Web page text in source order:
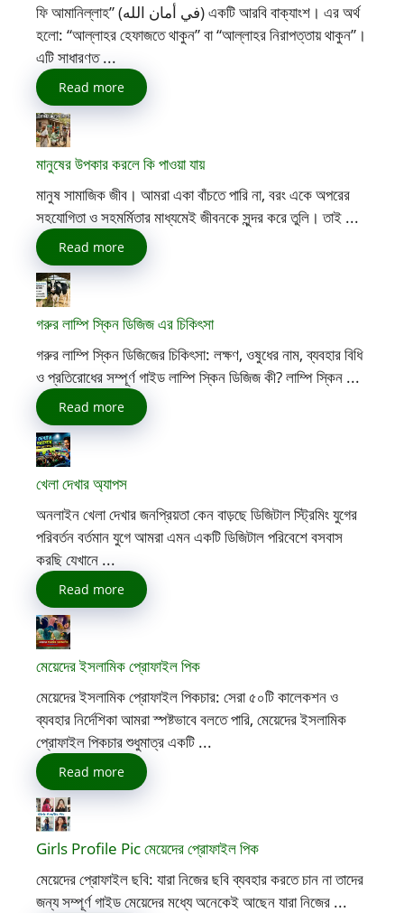
ফি আমানিল্লাহ” (في أمان الله) একটি আরবি বাক্যাংশ। এর অর্থ
হলো: “আল্লাহর হেফাজতে থাকুন” বা “আল্লাহর নিরাপত্তায় থাকুন”।
এটি সাধারণত ...
Read more
মানুষের উপকার করলে কি পাওয়া যায়
মানুষ সামাজিক জীব। আমরা একা বাঁচতে পারি না, বরং একে অপরের
সহযোগিতা ও সহমর্মিতার মাধ্যমেই জীবনকে সুন্দর করে তুলি। তাই ...
Read more
গরুর লাম্পি স্কিন ডিজিজ এর চিকিৎসা
গরুর লাম্পি স্কিন ডিজিজের চিকিৎসা: লক্ষণ, ওষুধের নাম, ব্যবহার বিধি
ও প্রতিরোধের সম্পূর্ণ গাইড লাম্পি স্কিন ডিজিজ কী? লাম্পি স্কিন ...
Read more
খেলা দেখার অ্যাপস
অনলাইন খেলা দেখার জনপ্রিয়তা কেন বাড়ছে ডিজিটাল স্ট্রিমিং যুগের
পরিবর্তন বর্তমান যুগে আমরা এমন একটি ডিজিটাল পরিবেশে বসবাস
করছি যেখানে ...
Read more
মেয়েদের ইসলামিক প্রোফাইল পিক
মেয়েদের ইসলামিক প্রোফাইল পিকচার: সেরা ৫০টি কালেকশন ও
ব্যবহার নির্দেশিকা আমরা স্পষ্টভাবে বলতে পারি, মেয়েদের ইসলামিক
প্রোফাইল পিকচার শুধুমাত্র একটি ...
Read more
Girls Profile Pic মেয়েদের প্রোফাইল পিক
মেয়েদের প্রোফাইল ছবি: যারা নিজের ছবি ব্যবহার করতে চান না তাদের
জন্য সম্পূর্ণ গাইড মেয়েদের মধ্যে অনেকেই আছেন যারা নিজের ...